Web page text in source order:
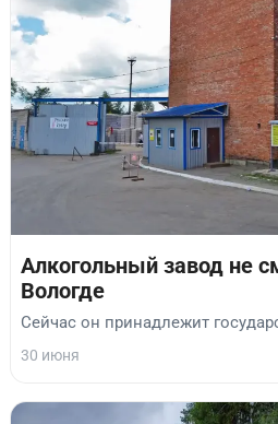
Алкогольный завод не
Вологде
Сейчас он принадлежит
30 июня